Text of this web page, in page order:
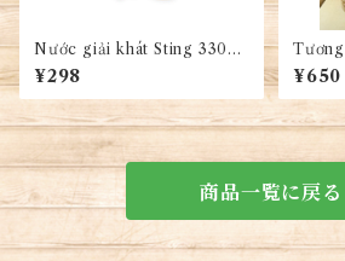
Nước giải khát Sting 330ml
1本・ステイング エネルギード
リンク 300ml
¥298 ¥650
商品一覧に戻る